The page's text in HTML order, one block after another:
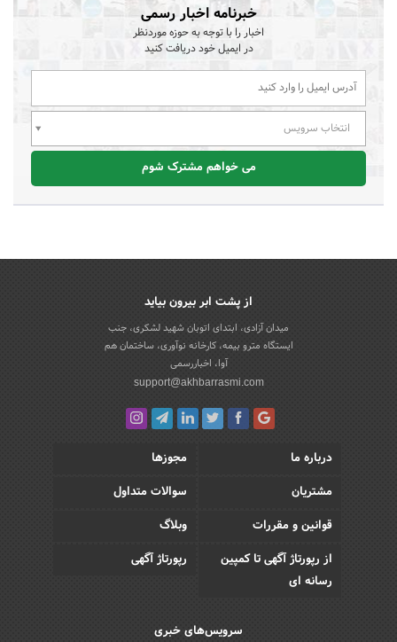
خبرنامه اخبار رسمی
اخبار را با توجه به حوزه موردنظر
در ایمیل خود دریافت کنید
انتخاب سرویس
می خواهم مشترک شوم
از پشت ابر بیرون بیاید
میدان آزادی، ابتدای اتوبان شهید لشکری، جنب
ایستگاه مترو بیمه، کارخانه نوآوری، ساختمان هم
آوا، اخباررسمی
support@akhbarrasmi.com
درباره ما
مجوزها
مشتریان
سوالات متداول
قوانین و مقررات
وبلاگ
از رپورتاژ آگهی تا کمپین
رسانه ای
رپورتاژ آگهی
سرویس‌های خبری